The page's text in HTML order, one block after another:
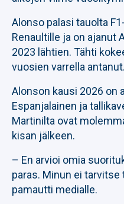
Alonso palasi tauolta
Renaultille ja on ajanut
2023 lähtien. Tähti
vuosien varrella antanut.
Alonson kausi 2026 on
Espanjalainen ja
Martinilta ovat
kisan jälkeen.
– En arvioi omia
paras. Minun ei
pamautti medialle.